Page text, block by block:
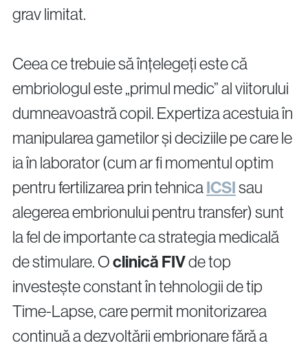
grav limitat.
Ceea ce trebuie să înțelegeți este că
embriologul este „primul medic” al viitorului
dumneavoastră copil. Expertiza acestuia în
manipularea gametilor și deciziile pe care le
ia în laborator (cum ar fi momentul optim
pentru fertilizarea prin tehnicaICSIsau
alegerea embrionului pentru transfer) sunt
la fel de importante ca strategia medicală
de stimulare. Oclinică FIVde top
investește constant în tehnologii de tip
Time-Lapse, care permit monitorizarea
continuă a dezvoltării embrionare fără a